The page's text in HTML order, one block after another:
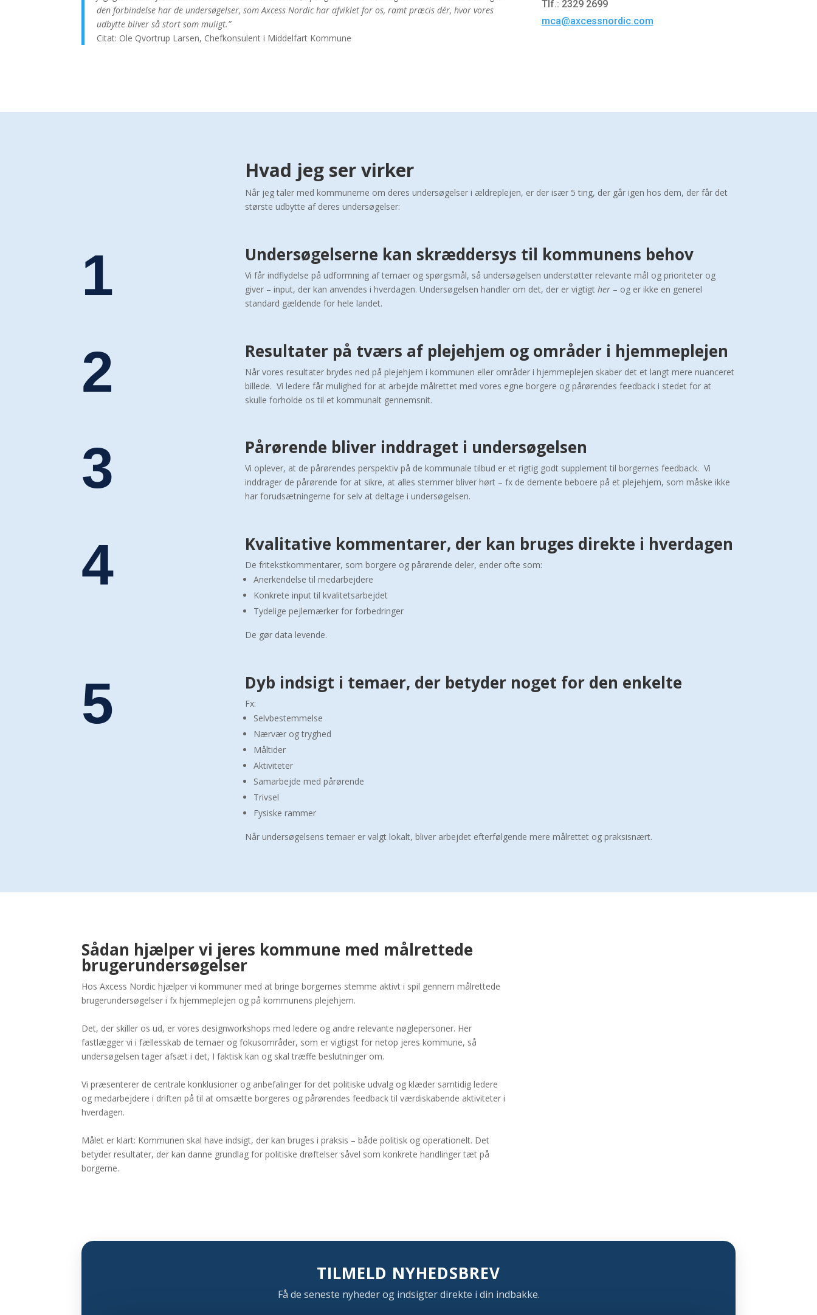
den forbindelse har de undersøgelser, som Axcess Nordic har afviklet for os, ramt præcis dér, hvor vores
udbytte bliver så stort som muligt.”
Citat: Ole Qvortrup Larsen, Chefkonsulent i Middelfart Kommune
Tlf.: 2329 2699
mca@axcessnordic.com
Hvad jeg ser virker
Når jeg taler med kommunerne om deres undersøgelser i ældreplejen, er der især 5 ting, der går igen hos dem, der får det
største udbytte af deres undersøgelser:
1 Undersøgelserne kan skræddersys til kommunens behov
Vi får indflydelse på udformning af temaer og spørgsmål, så undersøgelsen understøtter relevante mål og prioriteter og
giver – input, der kan anvendes i hverdagen. Undersøgelsen handler om det, der er vigtigther – og er ikke en generel
standard gældende for hele landet.
2 Resultater på tværs af plejehjem og områder i hjemmeplejen
Når vores resultater brydes ned på plejehjem i kommunen eller områder i hjemmeplejen skaber det et langt mere nuanceret
billede. Vi ledere får mulighed for at arbejde målrettet med vores egne borgere og pårørendes feedback i stedet for at
skulle forholde os til et kommunalt gennemsnit.
3 Pårørende bliver inddraget i undersøgelsen
Vi oplever, at de pårørendes perspektiv på de kommunale tilbud er et rigtig godt supplement til borgernes feedback. Vi
inddrager de pårørende for at sikre, at alles stemmer bliver hørt – fx de demente beboere på et plejehjem, som måske ikke
har forudsætningerne for selv at deltage i undersøgelsen.
4 Kvalitative kommentarer, der kan bruges direkte i hverdagen
De fritekstkommentarer, som borgere og pårørende deler, ender ofte som:
Anerkendelse til medarbejdere
Konkrete input til kvalitetsarbejdet
Tydelige pejlemærker for forbedringer
De gør data levende.
5 Dyb indsigt i temaer, der betyder noget for den enkelte
Fx:
Selvbestemmelse
Nærvær og tryghed
Måltider
Aktiviteter
Samarbejde med pårørende
Trivsel
Fysiske rammer
Når undersøgelsens temaer er valgt lokalt, bliver arbejdet efterfølgende mere målrettet og praksisnært.
Sådan hjælper vi jeres kommune med målrettede
brugerundersøgelser
Hos Axcess Nordic hjælper vi kommuner med at bringe borgernes stemme aktivt i spil gennem målrettede
brugerundersøgelser i fx hjemmeplejen og på kommunens plejehjem.
Det, der skiller os ud, er vores designworkshops med ledere og andre relevante nøglepersoner. Her
fastlægger vi i fællesskab de temaer og fokusområder, som er vigtigst for netop jeres kommune, så
undersøgelsen tager afsæt i det, I faktisk kan og skal træffe beslutninger om.
Vi præsenterer de centrale konklusioner og anbefalinger for det politiske udvalg og klæder samtidig ledere
og medarbejdere i driften på til at omsætte borgeres og pårørendes feedback til værdiskabende aktiviteter i
hverdagen.
Målet er klart: Kommunen skal have indsigt, der kan bruges i praksis – både politisk og operationelt. Det
betyder resultater, der kan danne grundlag for politiske drøftelser såvel som konkrete handlinger tæt på
borgerne.
TILMELD NYHEDSBREV
Få de seneste nyheder og indsigter direkte i din indbakke.